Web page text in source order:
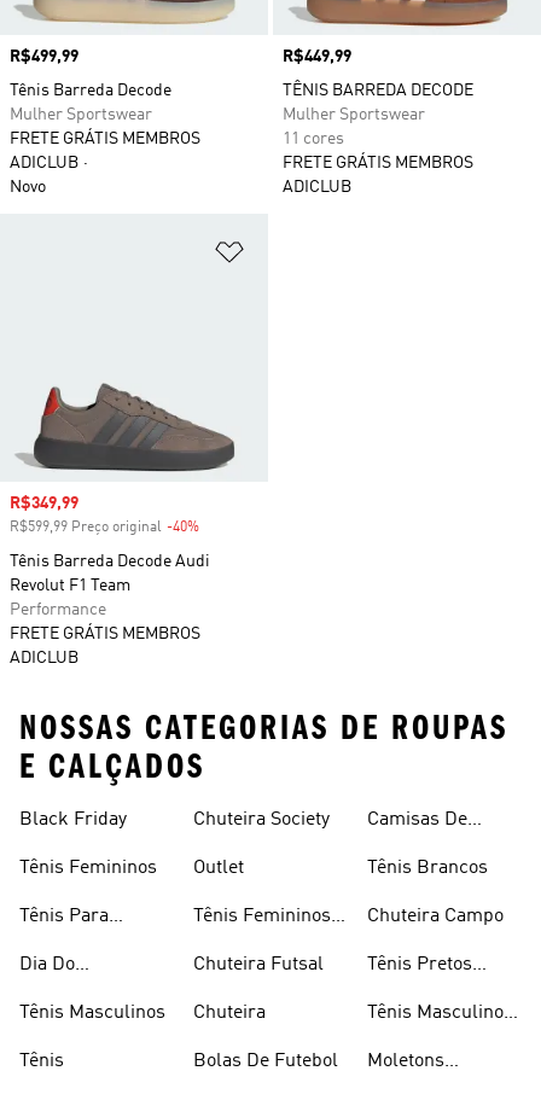
Preço
R$499,99
Tênis Barreda Decode
Mulher Sportswear
FRETE GRÁTIS MEMBROS
ADICLUB
Novo
Preço
R$449,99
TÊNIS BARREDA DECODE
Mulher Sportswear
11 cores
FRETE GRÁTIS MEMBROS
ADICLUB
Preço com desconto
R$349,99
R$599,99 Preço original -40%
Tênis Barreda Decode Audi
Revolut F1 Team
Performance
FRETE GRÁTIS MEMBROS
ADICLUB
NOSSAS CATEGORIAS DE ROUPAS
E CALÇADOS
Black Friday
Tênis Femininos
Tênis Para
Dia Do
Tênis Masculinos
Tênis
Chuteira Society
Outlet
Tênis Femininos
Chuteira Futsal
Chuteira
Bolas De Futebol
Camisas De
Tênis Brancos
Chuteira Campo
Tênis Pretos
Tênis Masculino
Moletons